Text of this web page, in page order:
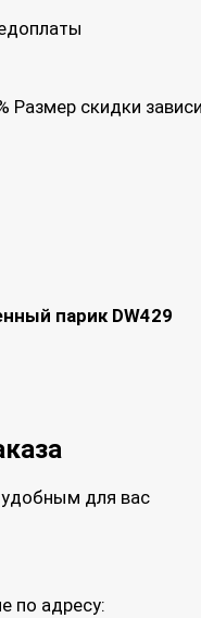
Размер скидки
парик DW429
для вас
по адресу: